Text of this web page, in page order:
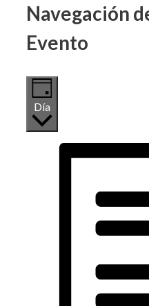
Navegación
Evento
Día